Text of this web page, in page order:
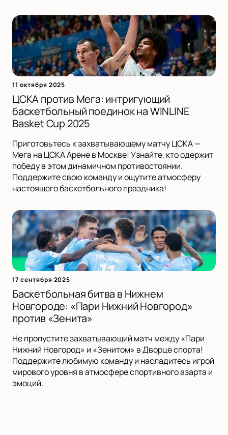
11 октября 2025
ЦСКА против Мега: интригующий
баскетбольный поединок на WINLINE
Basket Cup 2025
Приготовьтесь к захватывающему матчу ЦСКА —
Мега на ЦСКА Арене в Москве! Узнайте, кто одержит
победу в этом динамичном противостоянии.
Поддержите свою команду и ощутите атмосферу
настоящего баскетбольного праздника!
17 сентября 2025
Баскетбольная битва в Нижнем
Новгороде: «Пари Нижний Новгород»
против «Зенита»
Не пропустите захватывающий матч между «Пари
Нижний Новгород» и «Зенитом» в Дворце спорта!
Поддержите любимую команду и насладитесь игрой
мирового уровня в атмосфере спортивного азарта и
эмоций.